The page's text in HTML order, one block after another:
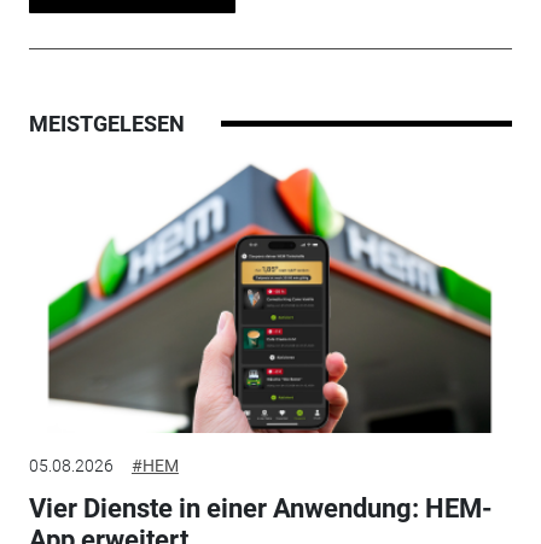
MEISTGELESEN
05.08.2026 #HEM
Vier Dienste in einer Anwendung: HEM-